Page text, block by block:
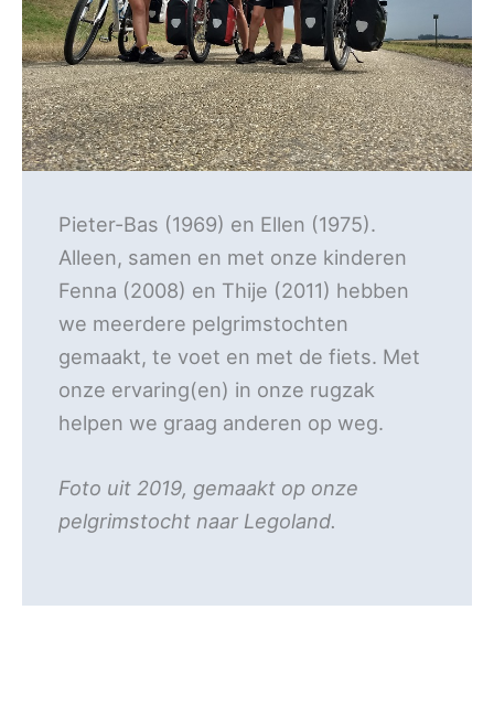
Pieter-Bas (1969) en Ellen (1975).
Alleen, samen en met onze kinderen
Fenna (2008) en Thije (2011) hebben
we meerdere pelgrimstochten
gemaakt, te voet en met de fiets. Met
onze ervaring(en) in onze rugzak
helpen we graag anderen op weg.
Foto uit 2019, gemaakt op onze
pelgrimstocht naar Legoland.